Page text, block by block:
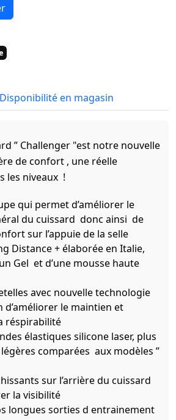
Disponibilité en magasin
” Challenger "est notre nouvelle
de confort , une réelle
les niveaux !
qui permet d’améliorer le
du cuissard donc ainsi de
sur l’appuie de la selle
Distance + élaborée en Italie,
Gel et d’une mousse haute
avec nouvelle technologie
d’améliorer le maintien et
réspirabilité
élastiques silicone laser, plus
comparées aux modèles ”
sur l’arrière du cuissard
la visibilité
longues sorties d entrainement